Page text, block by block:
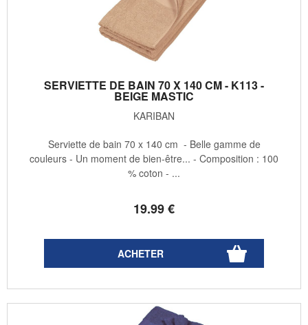
SERVIETTE DE BAIN 70 X 140 CM - K113 -
BEIGE MASTIC
KARIBAN
19.99€
Serviette de bain 70 x 140 cm - Belle gamme de
couleurs - Un moment de bien-être... - Composition : 100
% coton - ...